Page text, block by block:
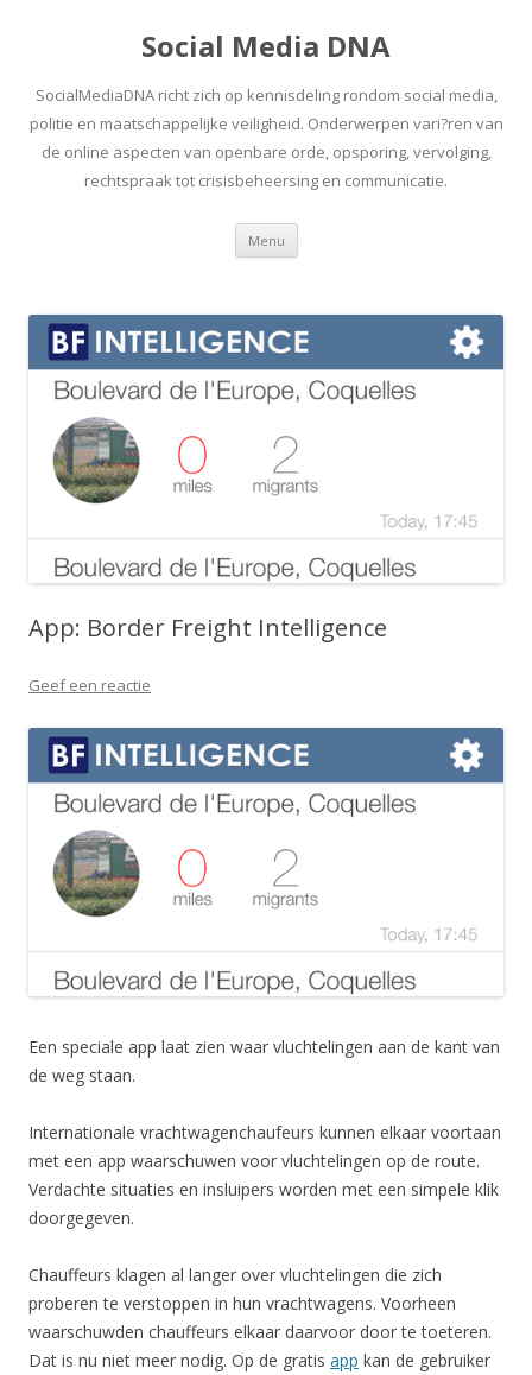
Social Media DNA
SocialMediaDNA richt zich op kennisdeling rondom social media,
politie en maatschappelijke veiligheid. Onderwerpen vari?ren van
de online aspecten van openbare orde, opsporing, vervolging,
rechtspraak tot crisisbeheersing en communicatie.
Menu Spring
inhoud
App: Border Freight Intelligence
Geef een reactie
Een speciale app laat zien waar vluchtelingen aan de kant van
de weg staan.
Internationale vrachtwagenchaufeurs kunnen elkaar voortaan
met een app waarschuwen voor vluchtelingen op de route.
Verdachte situaties en insluipers worden met een simpele klik
doorgegeven.
Chauffeurs klagen al langer over vluchtelingen die zich
proberen te verstoppen in hun vrachtwagens. Voorheen
waarschuwden chauffeurs elkaar daarvoor door te toeteren.
Dat is nu niet meer nodig. Op de gratis app kan de gebruiker